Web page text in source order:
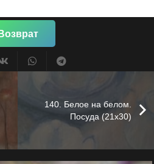
Возврат
140. Белое на белом.
Посуда (21х30)